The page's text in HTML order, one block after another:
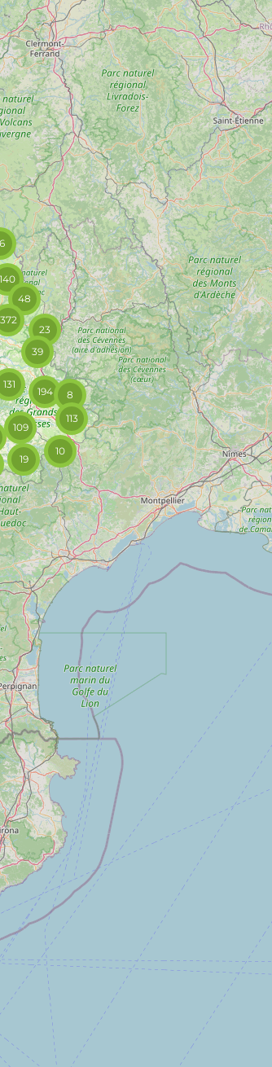
19
23
140
8
109
131
39
194
113
48
372
10